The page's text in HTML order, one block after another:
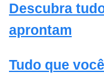
Descubra
aprontam
Tudo que